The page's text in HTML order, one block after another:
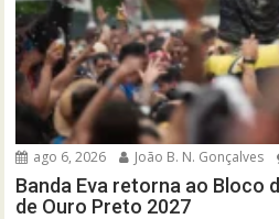
ago 6, 2026 João B. N. Gonçalves
Banda Eva retorna ao Bloco
de Ouro Preto 2027